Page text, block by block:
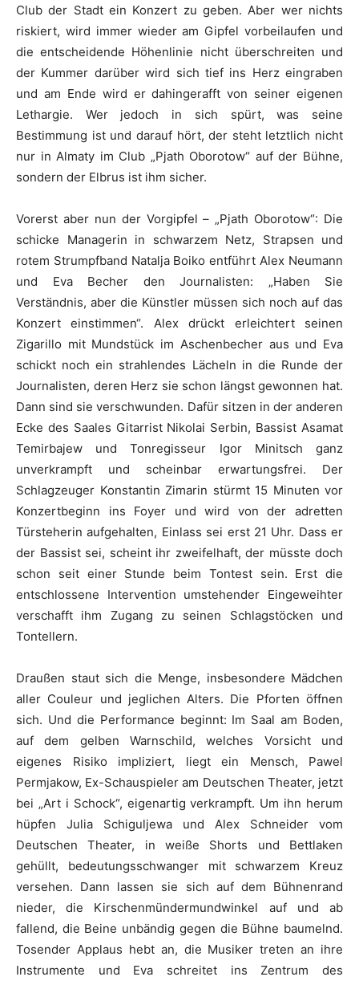
Club der Stadt ein Konzert zu geben. Aber wer nichts
riskiert, wird immer wieder am Gipfel vorbeilaufen und
die entscheidende Höhenlinie nicht überschreiten und
der Kummer darüber wird sich tief ins Herz eingraben
und am Ende wird er dahingerafft von seiner eigenen
Lethargie. Wer jedoch in sich spürt, was seine
Bestimmung ist und darauf hört, der steht letztlich nicht
nur in Almaty im Club „Pjath Oborotow“ auf der Bühne,
sondern der Elbrus ist ihm sicher.
Vorerst aber nun der Vorgipfel – „Pjath Oborotow“: Die
schicke Managerin in schwarzem Netz, Strapsen und
rotem Strumpfband Natalja Boiko entführt Alex Neumann
und Eva Becher den Journalisten: „Haben Sie
Verständnis, aber die Künstler müssen sich noch auf das
Konzert einstimmen“. Alex drückt erleichtert seinen
Zigarillo mit Mundstück im Aschenbecher aus und Eva
schickt noch ein strahlendes Lächeln in die Runde der
Journalisten, deren Herz sie schon längst gewonnen hat.
Dann sind sie verschwunden. Dafür sitzen in der anderen
Ecke des Saales Gitarrist Nikolai Serbin, Bassist Asamat
Temirbajew und Tonregisseur Igor Minitsch ganz
unverkrampft und scheinbar erwartungsfrei. Der
Schlagzeuger Konstantin Zimarin stürmt 15 Minuten vor
Konzertbeginn ins Foyer und wird von der adretten
Türsteherin aufgehalten, Einlass sei erst 21 Uhr. Dass er
der Bassist sei, scheint ihr zweifelhaft, der müsste doch
schon seit einer Stunde beim Tontest sein. Erst die
entschlossene Intervention umstehender Eingeweihter
verschafft ihm Zugang zu seinen Schlagstöcken und
Tontellern.
Draußen staut sich die Menge, insbesondere Mädchen
aller Couleur und jeglichen Alters. Die Pforten öffnen
sich. Und die Performance beginnt: Im Saal am Boden,
auf dem gelben Warnschild, welches Vorsicht und
eigenes Risiko impliziert, liegt ein Mensch, Pawel
Permjakow, Ex-Schauspieler am Deutschen Theater, jetzt
bei „Art i Schock“, eigenartig verkrampft. Um ihn herum
hüpfen Julia Schiguljewa und Alex Schneider vom
Deutschen Theater, in weiße Shorts und Bettlaken
gehüllt, bedeutungsschwanger mit schwarzem Kreuz
versehen. Dann lassen sie sich auf dem Bühnenrand
nieder, die Kirschenmündermundwinkel auf und ab
fallend, die Beine unbändig gegen die Bühne baumelnd.
Tosender Applaus hebt an, die Musiker treten an ihre
Instrumente und Eva schreitet ins Zentrum des